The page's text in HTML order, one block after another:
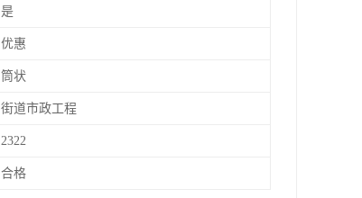
是
优惠
筒状
街道市政工程
2322
合格